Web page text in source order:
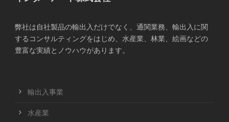
弊社は自社製品の輸出入だけでなく、通関業務、輸出入に関
するコンサルティングをはじめ、水産業、林業、絵画などの
豊富な実績とノウハウがあります。
輸出入事業
水産業